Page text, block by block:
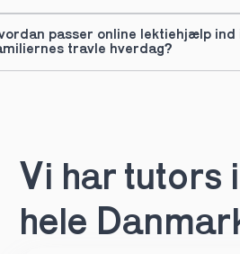
passer online lektiehjælp ind
travle hverdag?
Vi har tutors
hele